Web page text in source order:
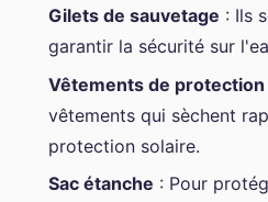
Gilets de sauvetage : Ils
garantir la sécurité sur
Vêtements de protection
vêtements qui sèchent
protection solaire.
Sac étanche : Pour